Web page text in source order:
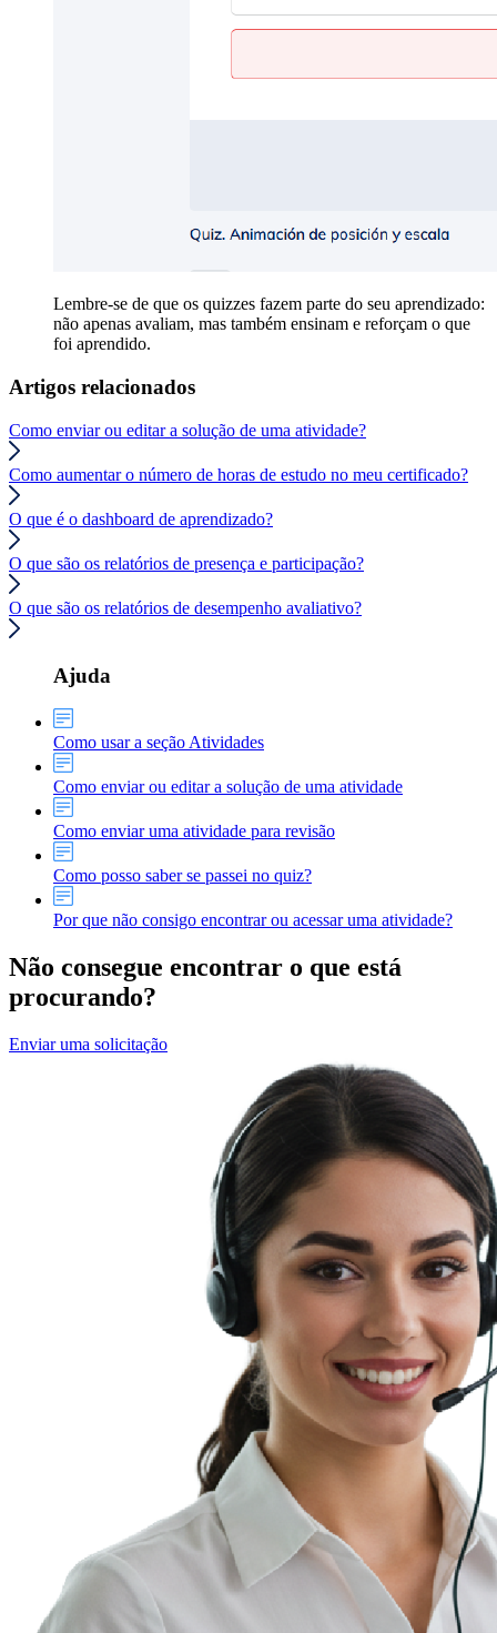
Lembre-se de que os quizzes fazem parte do seu aprendizado:
não apenas avaliam, mas também ensinam e reforçam o que
foi aprendido.
Artigos relacionados
Como enviar ou editar a solução de uma atividade?
Como aumentar o número de horas de estudo no meu certificado?
O que é o dashboard de aprendizado?
O que são os relatórios de presença e participação?
O que são os relatórios de desempenho avaliativo?
Ajuda
Como usar a seção Atividades
Como enviar ou editar a solução de uma atividade
Como enviar uma atividade para revisão
Como posso saber se passei no quiz?
Por que não consigo encontrar ou acessar uma atividade?
Não consegue encontrar o que está
procurando?
Enviar uma solicitação